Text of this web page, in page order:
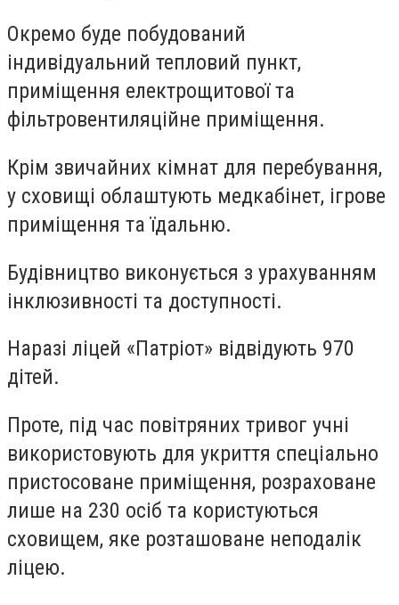
Окремо буде побудований
індивідуальний тепловий пункт,
приміщення електрощитової та
фільтровентиляційне приміщення.
Крім звичайних кімнат для перебування,
у сховищі облаштують медкабінет, ігрове
приміщення та їдальню.
Будівництво виконується з урахуванням
інклюзивності та доступності.
Наразі ліцей «Патріот» відвідують 970
дітей.
Проте, під час повітряних тривог учні
використовують для укриття спеціально
пристосоване приміщення, розраховане
лише на 230 осіб та користуються
сховищем, яке розташоване неподалік
ліцею.